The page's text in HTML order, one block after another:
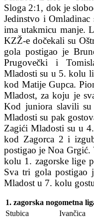
Sloga 2:1, dok je
Jedinstvo i
ima utakmicu manje.
KZŽ-e dočekali su
gola postigao je
Prugovečki i
Mladosti su u 5. kolu
kod Matije Gupca.
Mladost, za koju je
Kod juniora slavili
Mladosti su pak
Zagići Mladosti su u
kod Zagorca 2 i
postigao je Noa Grgić.
kolu 1. zagorske lige
Sva tri gola postigao
Mladost u 7. kolu
1. zagorska nogometna
Stubica
Ivančica